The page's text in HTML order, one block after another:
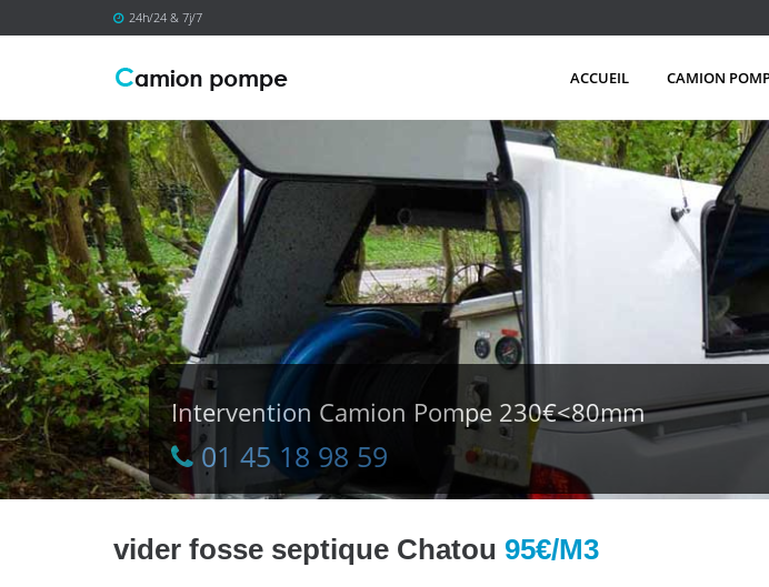
24h/24 & 7j/7
ACCUEIL CAMION
Intervention Camion Pompe 230€<80mm
01 45 18 98 59
vider fosse septique Chatou 95€/M3